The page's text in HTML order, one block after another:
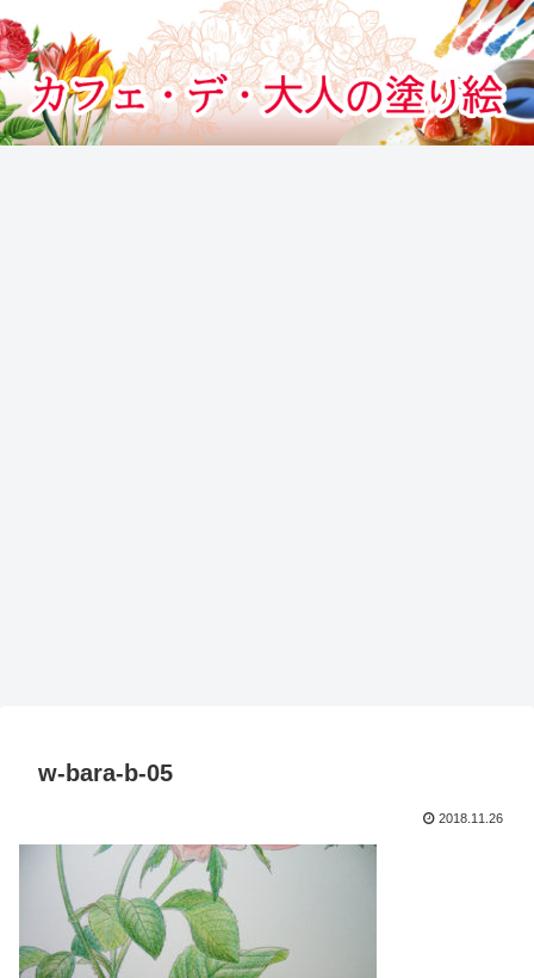
カフェでぬりえをする気分のぬりえサイト
w-bara-b-05
2018.11.26